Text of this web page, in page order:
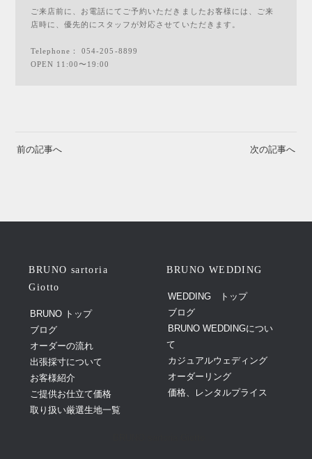
ご来店前に、お電話にてご予約いただきましたお客様には、ご来
店時に、優先的にスタッフが対応させていただきます。
Telephone：054-205-8899
OPEN 11:00〜19:00
前の記事へ 次の記事へ
BRUNO sartoria
Giotto
BRUNO トップ
ブログ
オーダーの流れ
出張採寸について
お客様紹介
ご提供お仕立て価格
取り扱い厳選生地一覧
BRUNO WEDDING
WEDDING トップ
ブログ
BRUNO WEDDINGについ
て
カジュアルウェディング
オーダーリング
価格、レンタルプライス